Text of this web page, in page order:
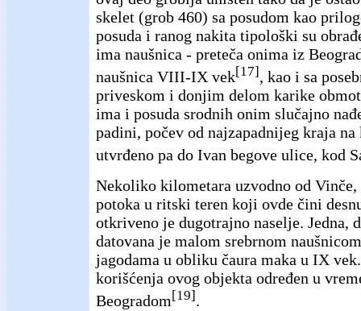
skelet (grob 460) sa posudom kao
posuda i ranog nakita tipološki su
ima naušnica - preteča onima iz
naušnica VIII-IX vek[17], kao i sa
priveskom i donjim delom karike
ima i posuda srodnih onim slučajno
padini, počev od najzapadnijeg kraja
utvrđeno pa do Ivan begove ulice, kod
Nekoliko kilometara uzvodno od Vinče,
potoka u ritski teren koji ovde čini
otkriveno je dugotrajno naselje. Jedna,
datovana je malom srebrnom
jagodama u obliku čaura maka u IX
korišćenja ovog objekta određen u
Beogradom [19] .